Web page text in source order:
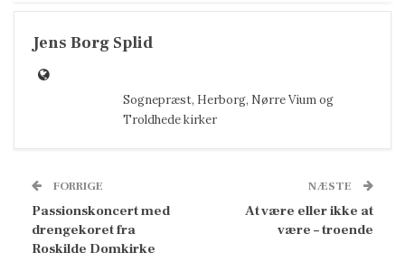
Jens Borg Splid
Sognepræst, Herborg, Nørre Vium og
Troldhede kirker
FORRIGE
Passionskoncert med
drengekoret fra
Roskilde Domkirke
NÆSTE
At være eller ikke at
være – troende